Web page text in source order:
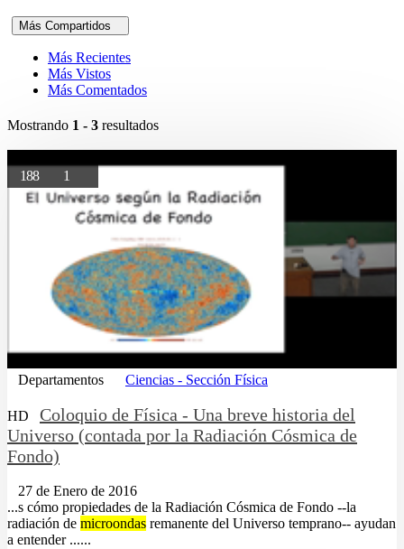
Más Compartidos
Más Recientes
Más Vistos
Más Comentados
Mostrando 1 - 3 resultados
188 1
Departamentos Ciencias - Sección Física
HD
Coloquio de Física - Una breve historia del
Universo (contada por la Radiación Cósmica de
Fondo)
27 de Enero de 2016
...s cómo propiedades de la Radiación Cósmica de Fondo --la
radiación de microondas remanente del Universo temprano-- ayudan
a entender ......